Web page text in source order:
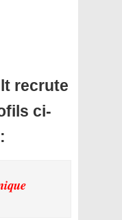
recrute
ci-